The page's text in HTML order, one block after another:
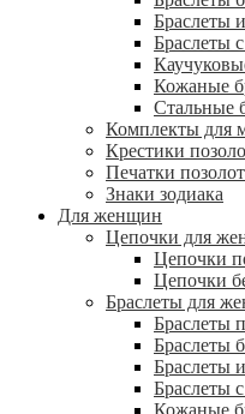
Браслеты
Браслеты
Кожаные
Стальные
Комплекты для
Крестики
Печатки
Знаки зодиака
Для женщин
Цепочки для
Цепочки
Цепочки
Браслеты для
Браслеты
Браслеты
Браслеты
Браслеты
Кожаные